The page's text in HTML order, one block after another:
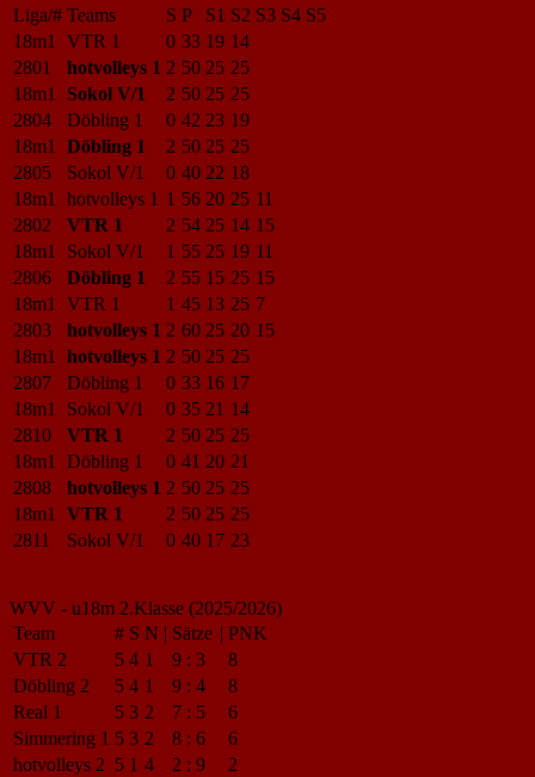
Liga/# Teams S P S1 S2 S3 S4 S5
18m1
VTR 1 0 33 19 14
2801
hotvolleys 1 2 50 25 25
18m1
Sokol V/1 2 50 25 25
2804
Döbling 1 0 42 23 19
18m1
Döbling 1 2 50 25 25
2805
Sokol V/1 0 40 22 18
18m1
hotvolleys 1 1 56 20 25 11
2802
VTR 1 2 54 25 14 15
18m1
Sokol V/1 1 55 25 19 11
2806
Döbling 1 2 55 15 25 15
18m1
VTR 1 1 45 13 25 7
2803
hotvolleys 1 2 60 25 20 15
18m1
hotvolleys 1 2 50 25 25
2807
Döbling 1 0 33 16 17
18m1
Sokol V/1 0 35 21 14
2810
VTR 1 2 50 25 25
18m1
Döbling 1 0 41 20 21
2808
hotvolleys 1 2 50 25 25
18m1
VTR 1 2 50 25 25
2811
Sokol V/1 0 40 17 23
WVV - u18m 2.Klasse (2025/2026)
Team
# S N | Sätze | PNK
VTR 2
5 4 1 9 : 3
8
Döbling 2
5 4 1 9 : 4
8
Real 1
5 3 2 7 : 5
6
Simmering 1 5 3 2 8 : 6
6
hotvolleys 2 5 1 4 2 : 9
2